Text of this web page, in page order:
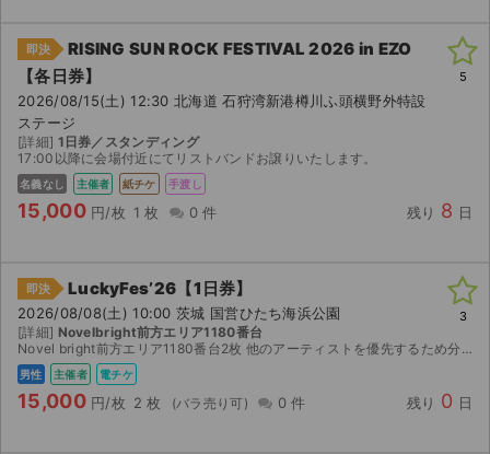
即決
RISING SUN ROCK FESTIVAL 2026 in EZO
【各日券】
2026/08/15(土) 12:30 北海道 石狩湾新港樽川ふ頭横野外特設
ステージ
[詳細] 1日券／スタンディング
17:00以降に会場付近にてリストバンドお譲りいたします。
名義なし 主催者 紙チケ 手渡し
15,000 円/枚 1 枚 0 件 残り 8 日
5
即決 LuckyFes’26【1日券】
2026/08/08(土) 10:00 茨城 国営ひたち海浜公園
[詳細] Novelbright前方エリア1180番台
Novel bright前方エリア1180番台2枚 他のアーティストを優先するため分配いたします。 よろしくお願いいたします。
男性 主催者 電チケ
15,000 円/枚 2 枚 0 件 残り 0 日
3